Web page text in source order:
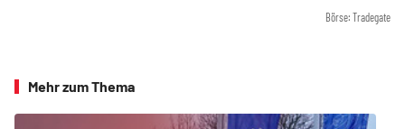
Börse: Tradegate
Mehr zum Thema